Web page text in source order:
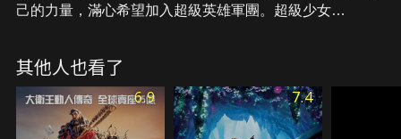
己的力量，滿心希望加入超級英雄軍團。超級少女雖
了學院展開學習之旅。在那裡，她很快地結交了新朋
友，卻也跟舊相識布萊尼亞克5結下梁子。然而一樁
邪惡的陰謀正於暗處潛伏：神秘團體「黑暗之圈」正
在尋找存放於軍團學院之內的強大武器。初露頭角的
其他人也看了
6.9 7.4